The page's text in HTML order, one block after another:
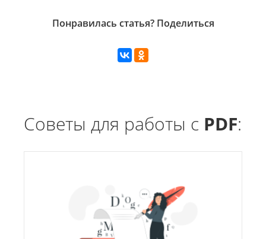
Понравилась статья? Поделиться
Советы для работы с PDF: